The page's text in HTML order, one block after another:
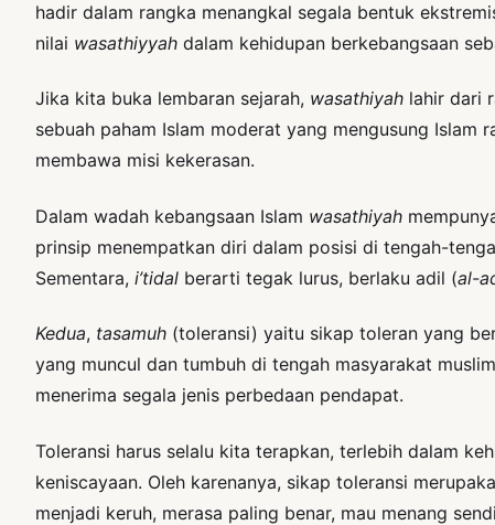
hadir dalam rangka menangkal segala bentuk
nilai wasathiyyah dalam kehidupan berkebangsaan
Jika kita buka lembaran sejarah, wasathiyah lahir dari
sebuah paham Islam moderat yang mengusung Islam
membawa misi kekerasan.
Dalam wadah kebangsaan Islam wasathiyah
prinsip menempatkan diri dalam posisi di tengah-
Sementara, i’tidal berarti tegak lurus, berlaku adil (al-
Kedua, tasamuh (toleransi) yaitu sikap toleran yang
yang muncul dan tumbuh di tengah masyarakat
menerima segala jenis perbedaan pendapat.
Toleransi harus selalu kita terapkan, terlebih dalam
keniscayaan. Oleh karenanya, sikap toleransi
menjadi keruh, merasa paling benar, mau menang